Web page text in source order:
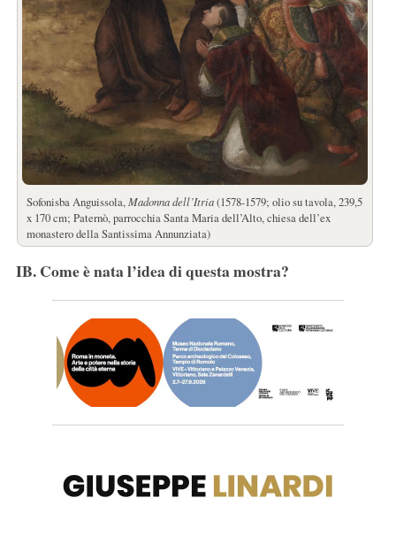
Sofonisba Anguissola,Madonna dell’Itria(1578-1579; olio su tavola, 239,5
x 170 cm; Paternò, parrocchia Santa Maria dell’Alto, chiesa dell’ex
monastero della Santissima Annunziata)
IB. Come è nata l’idea di questa mostra?